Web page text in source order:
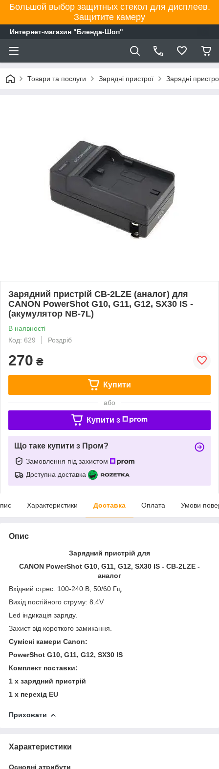
Большой выбор защитных стекол для дисплеев.
Защитите камеру
Интернет-магазин "Бленда-Шоп"
Товари та послуги Зарядні пристрої Зарядні
Зарядний пристрій CB-2LZE (аналог) для
CANON PowerShot G10, G11, G12, SX30 IS -
(акумулятор NB-7L)
В наявності
Код: 629
Роздріб
270 ₴
Купити
або
Купити з
Що таке купити з Пром?
Замовлення під захистом
Доступна доставка
Характеристики Доставка Оплата Умови
Опис
Зарядний пристрій для
CANON PowerShot G10, G11, G12, SX30 IS - CB-2LZE -
аналог
Вхідний стрес: 100-240 В, 50/60 Гц,
Вихід постійного струму: 8.4V
Led індикація заряду.
Захист від короткого замикання.
Сумісні камери Canon:
PowerShot G10, G11, G12, SX30 IS
Комплект поставки:
1 х зарядний пристрій
1 х перехід EU
Приховати
Характеристики
Основні атрибути